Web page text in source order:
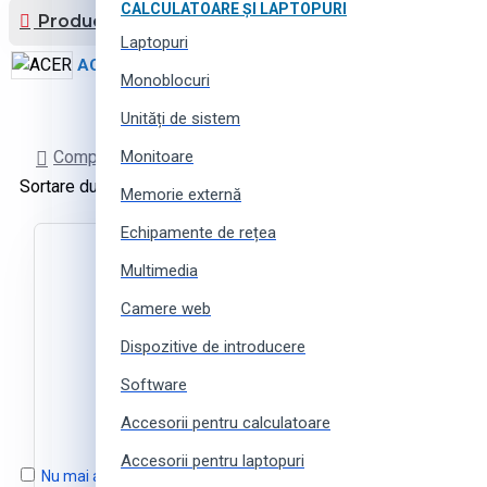
Nu mai arătați acest mesaj
CALCULATOARE ȘI LAPTOPURI
Laptopuri
Monoblocuri
Unități de sistem
Monitoare
Memorie externă
Echipamente de rețea
Multimedia
Camere web
Dispozitive de introducere
Software
Accesorii pentru calculatoare
Accesorii pentru laptopuri
Producător
ACER
Comparare Produse
Sortare după: